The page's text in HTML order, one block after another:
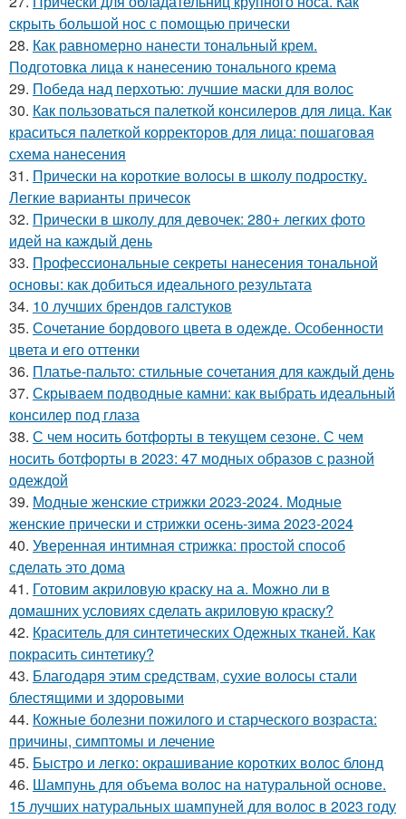
скрыть большой нос с помощью прически
28. Как равномерно нанести тональный крем.
Подготовка лица к нанесению тонального крема
29. Победа над перхотью: лучшие маски для волос
30. Как пользоваться палеткой консилеров для лица. Как
краситься палеткой корректоров для лица: пошаговая
схема нанесения
31. Прически на короткие волосы в школу подростку.
Легкие варианты причесок
32. Прически в школу для девочек: 280+ легких фото
идей на каждый день
33. Профессиональные секреты нанесения тональной
основы: как добиться идеального результата
34. 10 лучших брендов галстуков
35. Сочетание бордового цвета в одежде. Особенности
цвета и его оттенки
36. Платье-пальто: стильные сочетания для каждый день
37. Скрываем подводные камни: как выбрать идеальный
консилер под глаза
38. С чем носить ботфорты в текущем сезоне. С чем
носить ботфорты в 2023: 47 модных образов с разной
одеждой
39. Модные женские стрижки 2023-2024. Модные
женские прически и стрижки осень-зима 2023-2024
40. Уверенная интимная стрижка: простой способ
сделать это дома
41. Готовим акриловую краску на а. Можно ли в
домашних условиях сделать акриловую краску?
42. Краситель для синтетических Одежных тканей. Как
покрасить синтетику?
43. Благодаря этим средствам, сухие волосы стали
блестящими и здоровыми
44. Кожные болезни пожилого и старческого возраста:
причины, симптомы и лечение
45. Быстро и легко: окрашивание коротких волос блонд
46. Шампунь для объема волос на натуральной основе.
15 лучших натуральных шампуней для волос в 2023 году